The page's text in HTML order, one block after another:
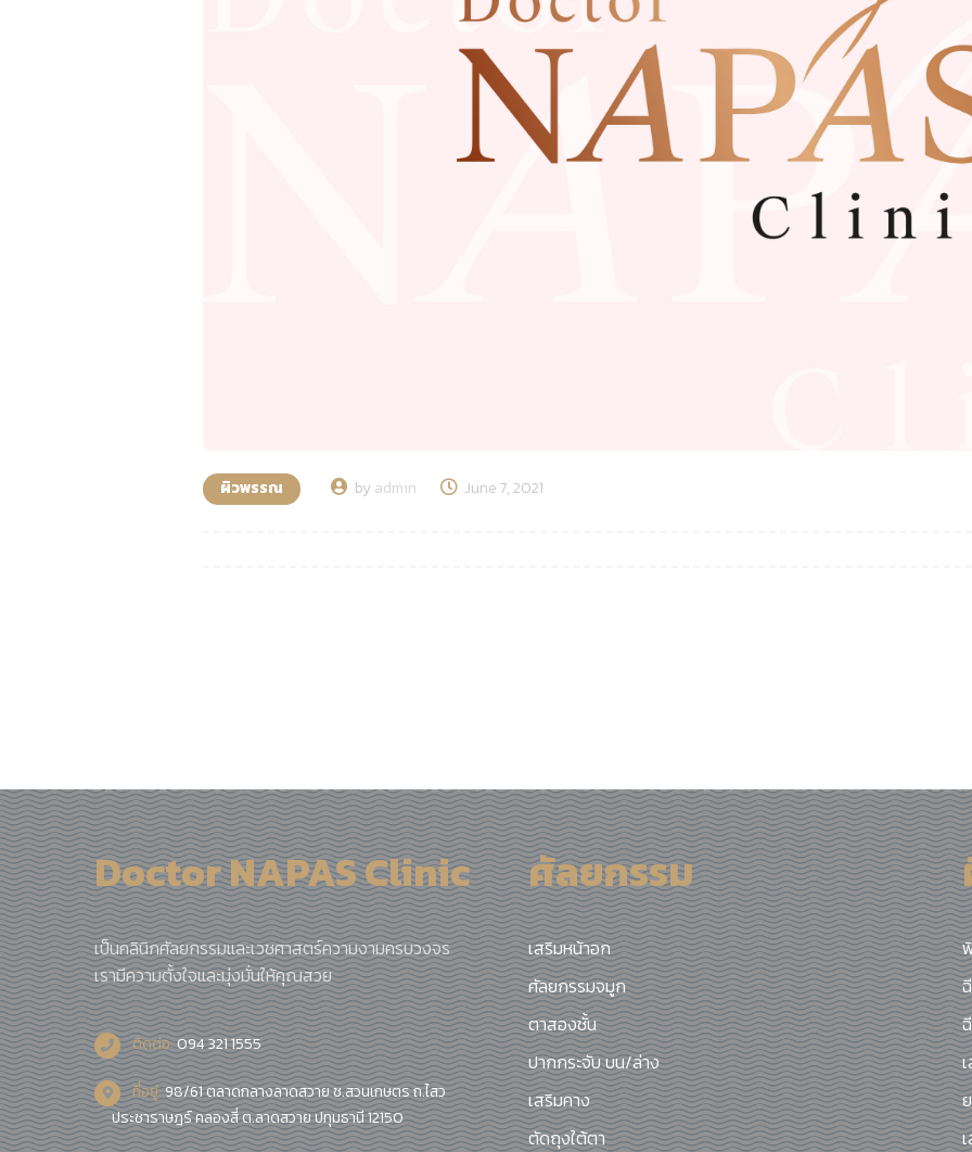
ผิวพรรณ byadmin June 7, 2021
Doctor NAPAS Clinic
เป็นคลินิกศัลยกรรมและเวชศาสตร์ความงามครบวงจร
เรามีความตั้งใจและมุ่งมั่นให้คุณสวย
ติดต่อ:094 321 1555
ที่อยู่:98/61 ตลาดกลางลาดสวาย ซ.สวนเกษตร ถ.ไสว
ประชาราษฎร์ คลองสี่ ต.ลาดสวาย ปทุมธานี 12150
ศัลยกรรม
เสริมหน้าอก
ศัลยกรรมจมูก
ตาสองชั้น
ปากกระจับ บน/ล่าง
เสริมคาง
ตัดถุงใต้ตา